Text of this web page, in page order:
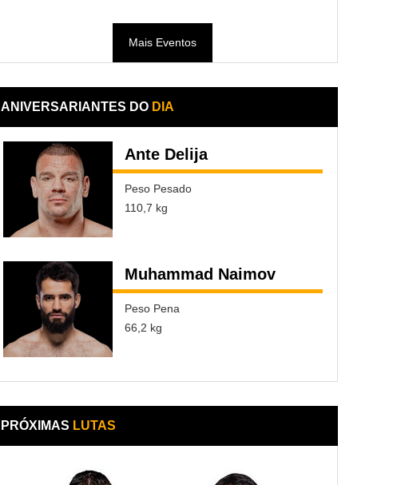
Mais Eventos
ANIVERSARIANTES DO DIA
Ante Delija
Peso Pesado
110,7 kg
Muhammad Naimov
Peso Pena
66,2 kg
PRÓXIMAS LUTAS